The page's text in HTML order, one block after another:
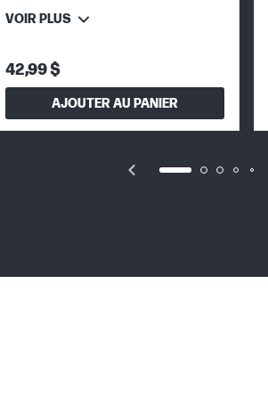
VOIR PLUS
42,99 $
AJOUTER AU PANIER